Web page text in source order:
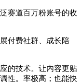
赛道百万粉账号的收
付费社群、成长陪
的技术。让内容更贴
性。率极高；也能快